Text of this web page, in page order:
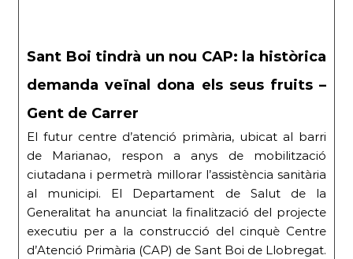
Sant Boi tindrà un nou CAP: la històrica
demanda veïnal dona els seus fruits –
Gent de Carrer
El futur centre d’atenció primària, ubicat al barri
de Marianao, respon a anys de mobilització
ciutadana i permetrà millorar l’assistència sanitària
al municipi. El Departament de Salut de la
Generalitat ha anunciat la finalització del projecte
executiu per a la construcció del cinquè Centre
d’Atenció Primària (CAP) de Sant Boi de Llobregat.